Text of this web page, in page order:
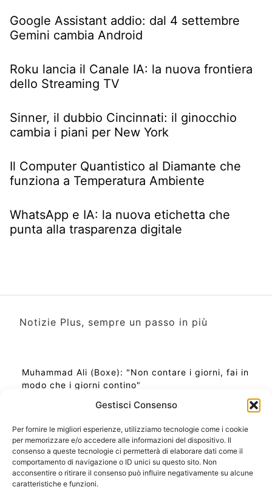
Gestisci Consenso
Per fornire le migliori esperienze, utilizziamo tecnologie come i cookie
per memorizzare e/o accedere alle informazioni del dispositivo. Il
consenso a queste tecnologie ci permetterà di elaborare dati come il
comportamento di navigazione o ID unici su questo sito. Non
acconsentire o ritirare il consenso può influire negativamente su alcune
caratteristiche e funzioni.
Google Assistant addio: dal 4 settembre
Gemini cambia Android
Roku lancia il Canale IA: la nuova frontiera
dello Streaming TV
Sinner, il dubbio Cincinnati: il ginocchio
cambia i piani per New York
Il Computer Quantistico al Diamante che
funziona a Temperatura Ambiente
WhatsApp e IA: la nuova etichetta che
punta alla trasparenza digitale
Notizie Plus, sempre un passo in più
Muhammad Ali (Boxe): "Non contare i giorni, fai in
modo che i giorni contino"
Ora Esatta in Italia in questo momento
Ti Senti Strano Ultimamente? Potrebbe Essere per
la Risonanza di Schumann
Come Sapere Se Stai Ascendendo alla Quinta